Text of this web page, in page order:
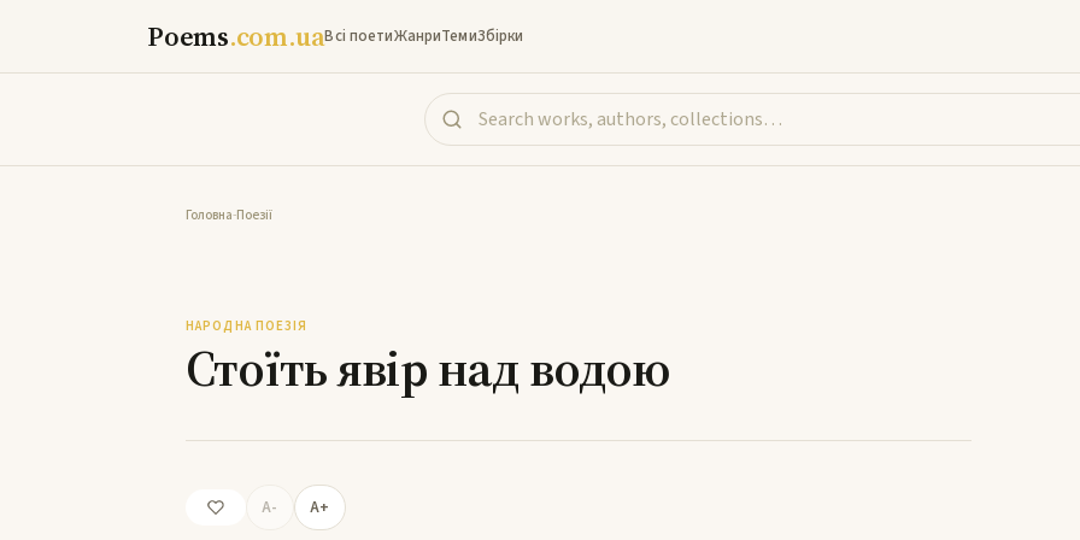
Poems.com.uaВсі поетиЖанриТемиЗбірки
Головна-Поезії
НАРОДНА ПОЕЗІЯ
Стоїть явір над водою
A- A+